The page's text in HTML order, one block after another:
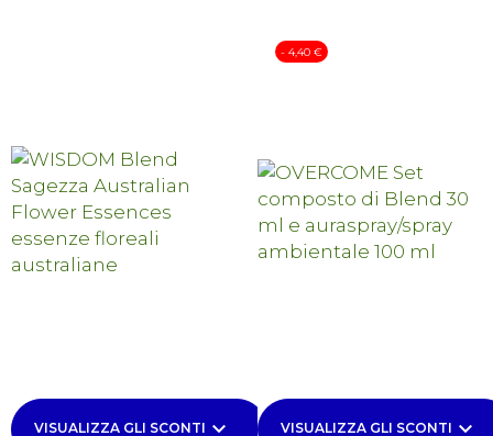
VISUALIZZA GLI SCONTI keyboard_arrow_down VISUALIZZA GLI SCONTI keyboard_arrow_down
- 4,40 €